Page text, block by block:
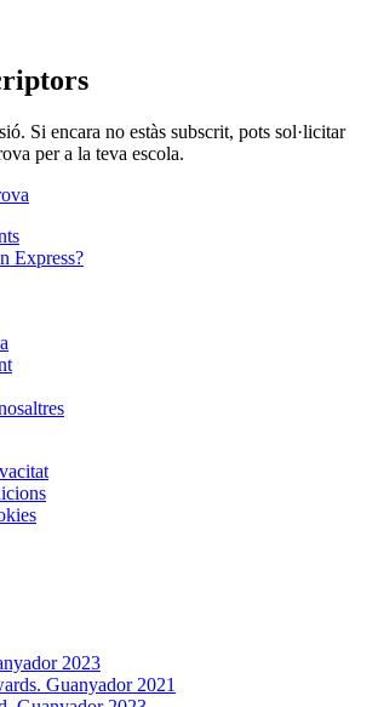
Si encara no estàs subscrit, pots sol·licitar
per a la teva escola.
Express?